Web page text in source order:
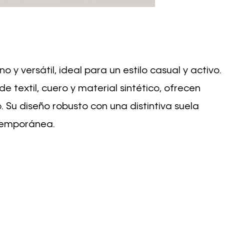
y versátil, ideal para un estilo casual y activo.
textil, cuero y material sintético, ofrecen
diseño robusto con una distintiva suela